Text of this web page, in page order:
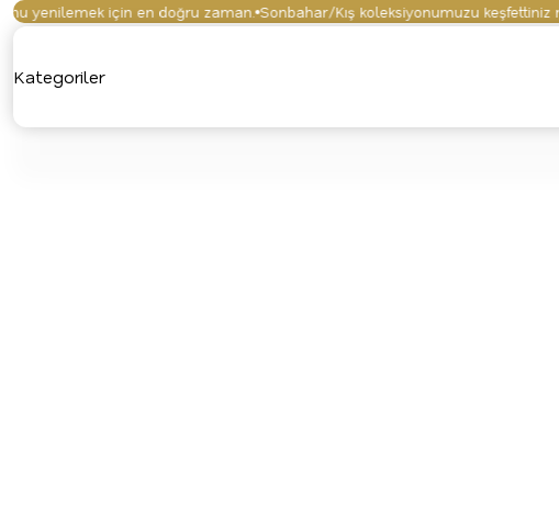
yenilemek için en doğru zaman. Sonbahar/Kış koleksiyonumuzu keşfettiniz mi?
Kategoriler